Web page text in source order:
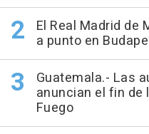
El Real Madrid de
a punto en
Guatemala.- Las
anuncian el fin de
Fuego